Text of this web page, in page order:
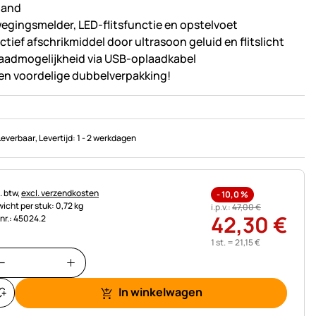
LED-flitsfunctie en opstelvoet
afschrikmiddel door ultrasoon geluid en flitslicht
via USB-oplaadkabel
voordelige dubbelverpakking!
, Levertijd:1 - 2 werkdagen
btw,excl. verzendkosten
per stuk: 0,72 kg
45024.2
-10,0%
i.p.v.:47,00€
42,30 €
1 st. =21,15€
In winkelwagen